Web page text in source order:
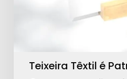
Teixeira Têxtil é